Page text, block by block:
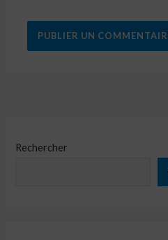
Rechercher